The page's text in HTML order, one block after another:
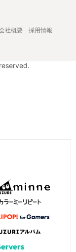
社概要
採用情報